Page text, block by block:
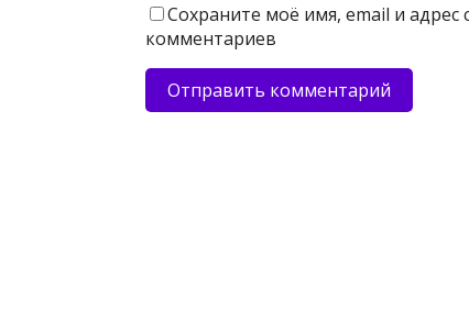
Сохраните моё имя, email и
комментариев